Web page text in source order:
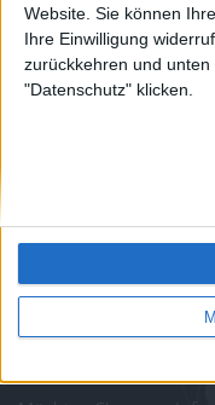
Website. Sie können
Ihre Einwilligung
zurückkehren und
"Datenschutz" klicken.
jeux-
Kontakt
Rechtliche Hinweise
Let's